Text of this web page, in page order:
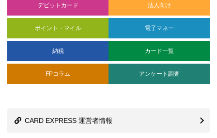
デビットカード 法人向け
ポイント・マイル 電子マネー
納税 カード一覧
FPコラム アンケート調査
CARD EXPRESS 運営者情報